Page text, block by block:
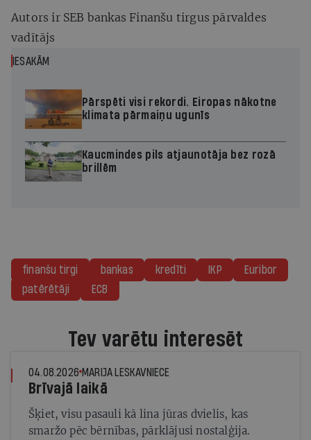
Autors ir SEB bankas Finanšu tirgus pārvaldes
vadītājs
IESAKĀM
Pārspēti visi rekordi. Eiropas nākotne
klimata pārmaiņu ugunīs
Kaucmindes pils atjaunotāja bez rozā
brillēm
finanšu tirgi bankas kredīti IKP
Euribor
patērētāji
ECB
Tev varētu interesēt
04.08.2026 MARIJA LESKAVNIECE
Brīvajā laikā
Šķiet, visu pasauli kā lina jūras dvielis, kas
smaržo pēc bērnības, pārklājusi nostalģija.